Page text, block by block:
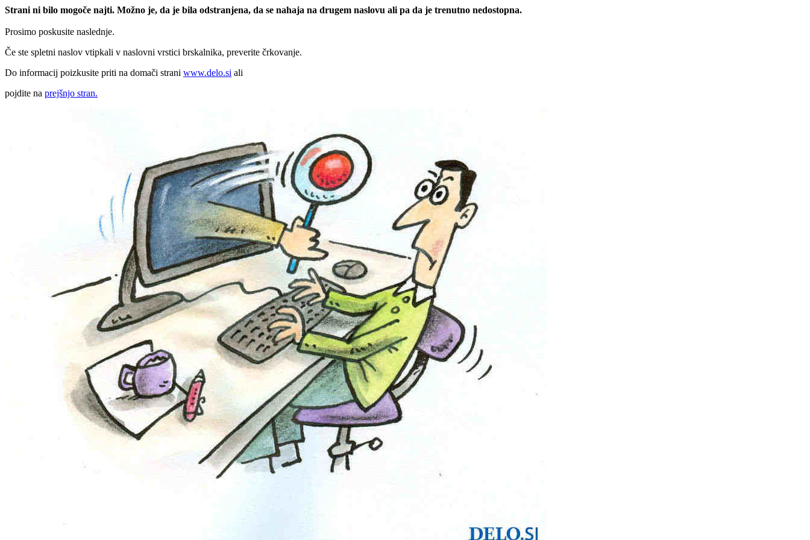
Strani ni bilo mogoče najti. Možno je, da je bila odstranjena, da se nahaja na drugem naslovu ali pa da je trenutno nedostopna.
Prosimo poskusite naslednje.
Če ste spletni naslov vtipkali v naslovni vrstici brskalnika, preverite črkovanje.
Do informacij poizkusite priti na domači strani www.delo.si ali
pojdite na prejšnjo stran.